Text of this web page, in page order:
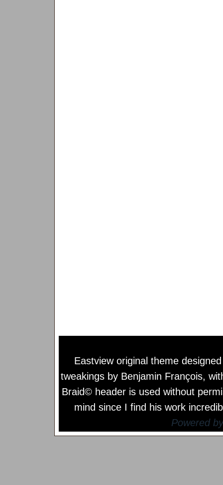
Eastview original theme
tweakings by Benjamin François,
Braid© header is used without
mind since I find his work
Powered